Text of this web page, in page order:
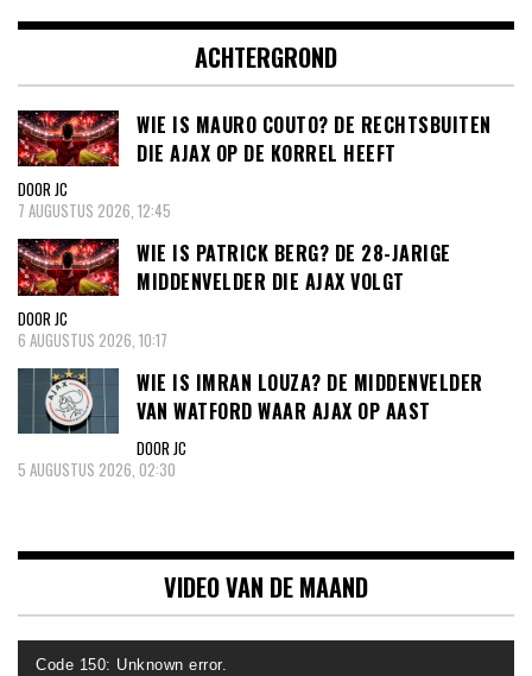
ACHTERGROND
WIE IS MAURO COUTO? DE RECHTSBUITEN
DIE AJAX OP DE KORREL HEEFT
DOOR JC
7 AUGUSTUS 2026, 12:45
WIE IS PATRICK BERG? DE 28-JARIGE
MIDDENVELDER DIE AJAX VOLGT
DOOR JC
6 AUGUSTUS 2026, 10:17
WIE IS IMRAN LOUZA? DE MIDDENVELDER
VAN WATFORD WAAR AJAX OP AAST
DOOR JC
5 AUGUSTUS 2026, 02:30
VIDEO VAN DE MAAND
Videospeler
Code 150: Unknown error.